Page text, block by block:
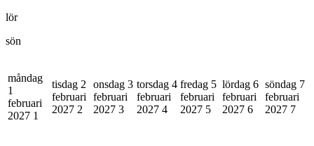
lör
sön
måndag
1
februari
2027 1
tisdag 2
februari
2027 2
onsdag 3
februari
2027 3
torsdag 4
februari
2027 4
fredag 5
februari
2027 5
lördag 6
februari
2027 6
söndag 7
februari
2027 7